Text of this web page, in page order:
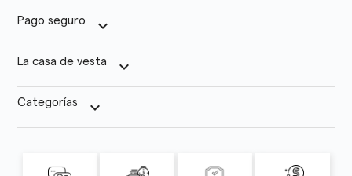
Pago seguro keyboard_arrow_down
La casa de vesta keyboard_arrow_down
Categorías keyboard_arrow_down